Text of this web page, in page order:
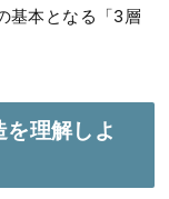
基本となる「3層
理解しよ